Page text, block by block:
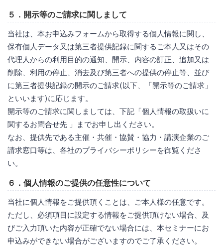
５．開示等のご請求に関しまして
当社は、本お申込みフォームから取得する個人情報に関し、
保有個人データ又は第三者提供記録に関するご本人又はその
代理人からの利用目的の通知、開示、内容の訂正、追加又は
削除、利用の停止、消去及び第三者への提供の停止等、並び
に第三者提供記録の開示のご請求(以下、「開示等のご請求」
といいます)に応じます。
開示等のご請求に関しましては、下記「個人情報の取扱いに
関するお問合せ先 」までお申し出ください。
なお、提供先である主催・共催・協賛・協力・講演企業のご
請求窓口等は、各社のプライバシーポリシーを御覧くださ
い。
６．個人情報のご提供の任意性について
当社に個人情報をご提供頂くことは、ご本人様の任意です。
ただし、必須項目に設定する情報をご提供頂けない場合、及
びご入力頂いた内容が正確でない場合には、本セミナーにお
申込みができない場合がございますのでご了承ください。